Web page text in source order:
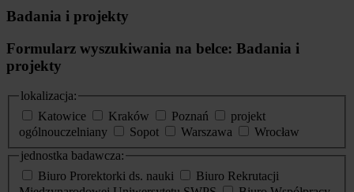
Badania i projekty
Formularz wyszukiwania na belce: Badania i
projekty
lokalizacja:
Katowice
Kraków Poznań
projekt
ogólnouczelniany
Sopot Warszawa
Wrocław
jednostka badawcza:
Biuro Prorektorki ds. nauki
Biuro Rekrutacji